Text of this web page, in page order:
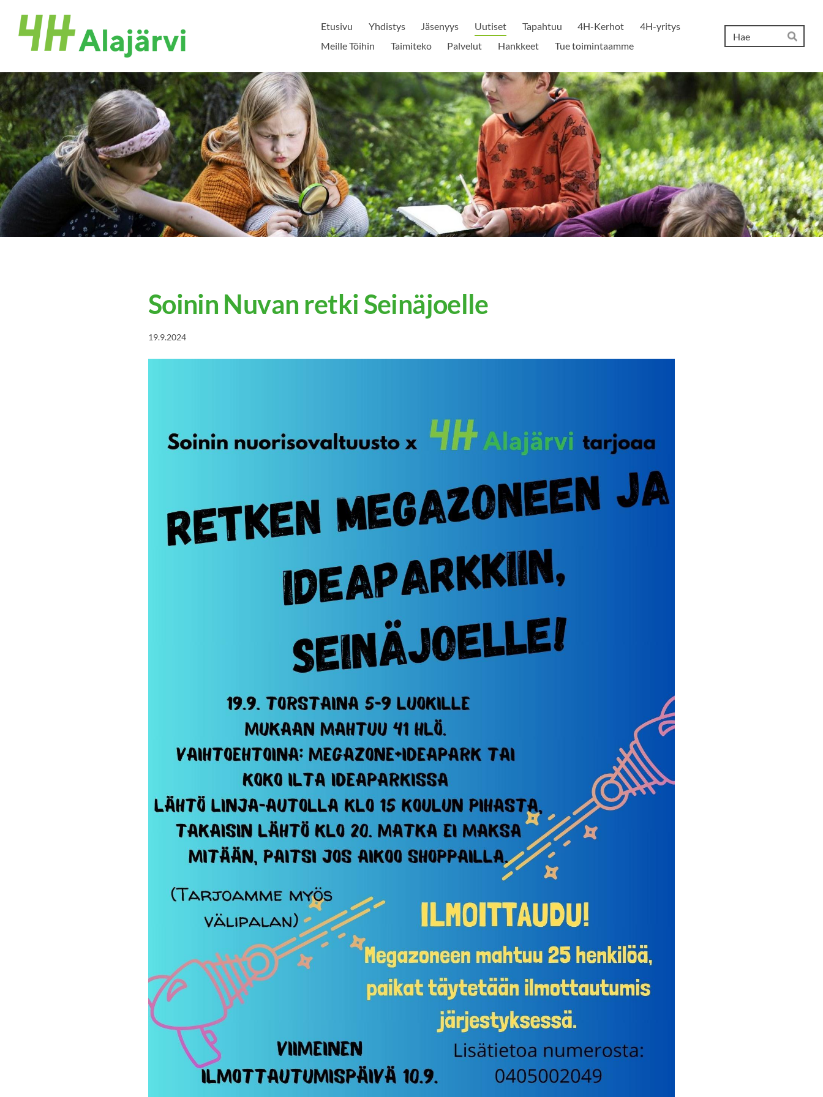
Siirry
sivun
sisältöön
Alajärven 4H-yhdistys ry.
Etusivu Yhdistys Jäsenyys Uutiset Tapahtuu 4H-Kerhot
4H-yritys
Meille Töihin
Taimiteko Palvelut Hankkeet Tue toimintaamme Hae
Soinin Nuvan retki Seinäjoelle
19.9.2024